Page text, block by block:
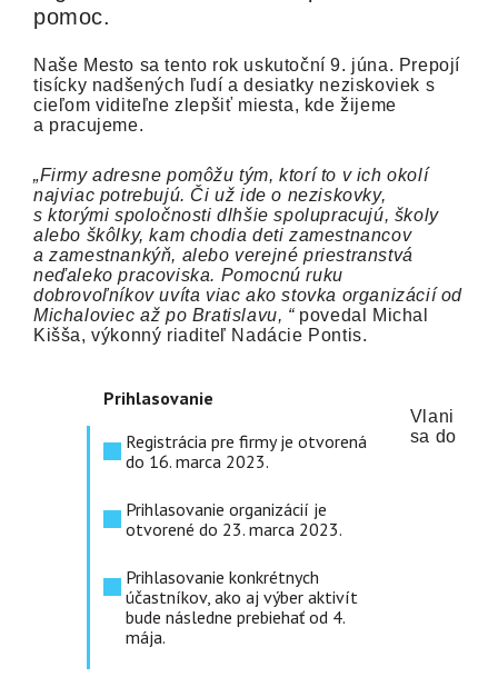
pomoc.
Naše Mesto sa tento rok uskutoční 9. júna. Prepojí
tisícky nadšených ľudí a desiatky neziskoviek s
cieľom viditeľne zlepšiť miesta, kde žijeme
a pracujeme.
„Firmy adresne pomôžu tým, ktorí to v ich okolí
najviac potrebujú. Či už ide o neziskovky,
s ktorými spoločnosti dlhšie spolupracujú, školy
alebo škôlky, kam chodia deti zamestnancov
a zamestnankýň, alebo verejné priestranstvá
neďaleko pracoviska. Pomocnú ruku
dobrovoľníkov uvíta viac ako stovka organizácií od
Michaloviec až po Bratislavu, “povedal Michal
Kišša, výkonný riaditeľ Nadácie Pontis.
Prihlasovanie
Registrácia pre firmy je otvorená
do 16. marca 2023.
Prihlasovanie organizácií je
otvorené do 23. marca 2023.
Prihlasovanie konkrétnych
účastníkov, ako aj výber aktivít
bude následne prebiehať od 4.
mája.
Vlani
sa do